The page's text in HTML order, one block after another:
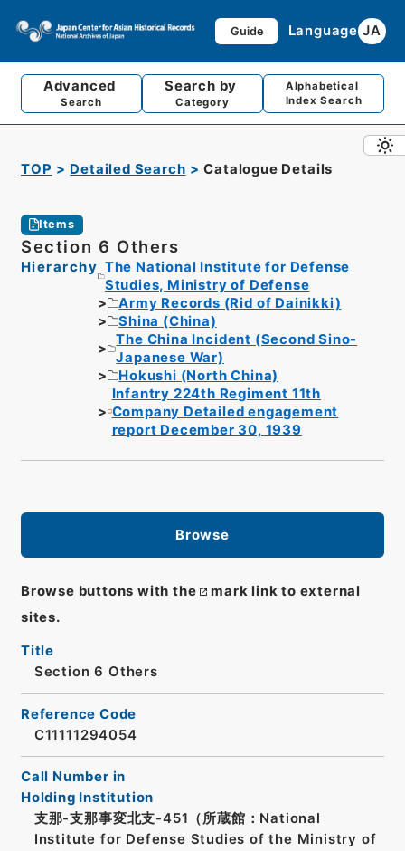
Guide Language JA
Advanced
Search
Search by
Category
Alphabetical
Index Search
TOP Detailed Search Catalogue Details
Items
Section 6 Others
Hierarchy The National Institute for Defense
Studies, Ministry of Defense
Army Records (Rid of Dainikki)
Shina (China)
The China Incident (Second Sino-
Japanese War)
Hokushi (North China)
Infantry 224th Regiment 11th
Company Detailed engagement
report December 30, 1939
Browse
Browse buttons with the
mark link to external
sites.
Title
Section 6 Others
Reference Code
C11111294054
Call Number in
Holding Institution
支那-支那事変北支-451（所蔵館：National
Institute for Defense Studies of the Ministry of